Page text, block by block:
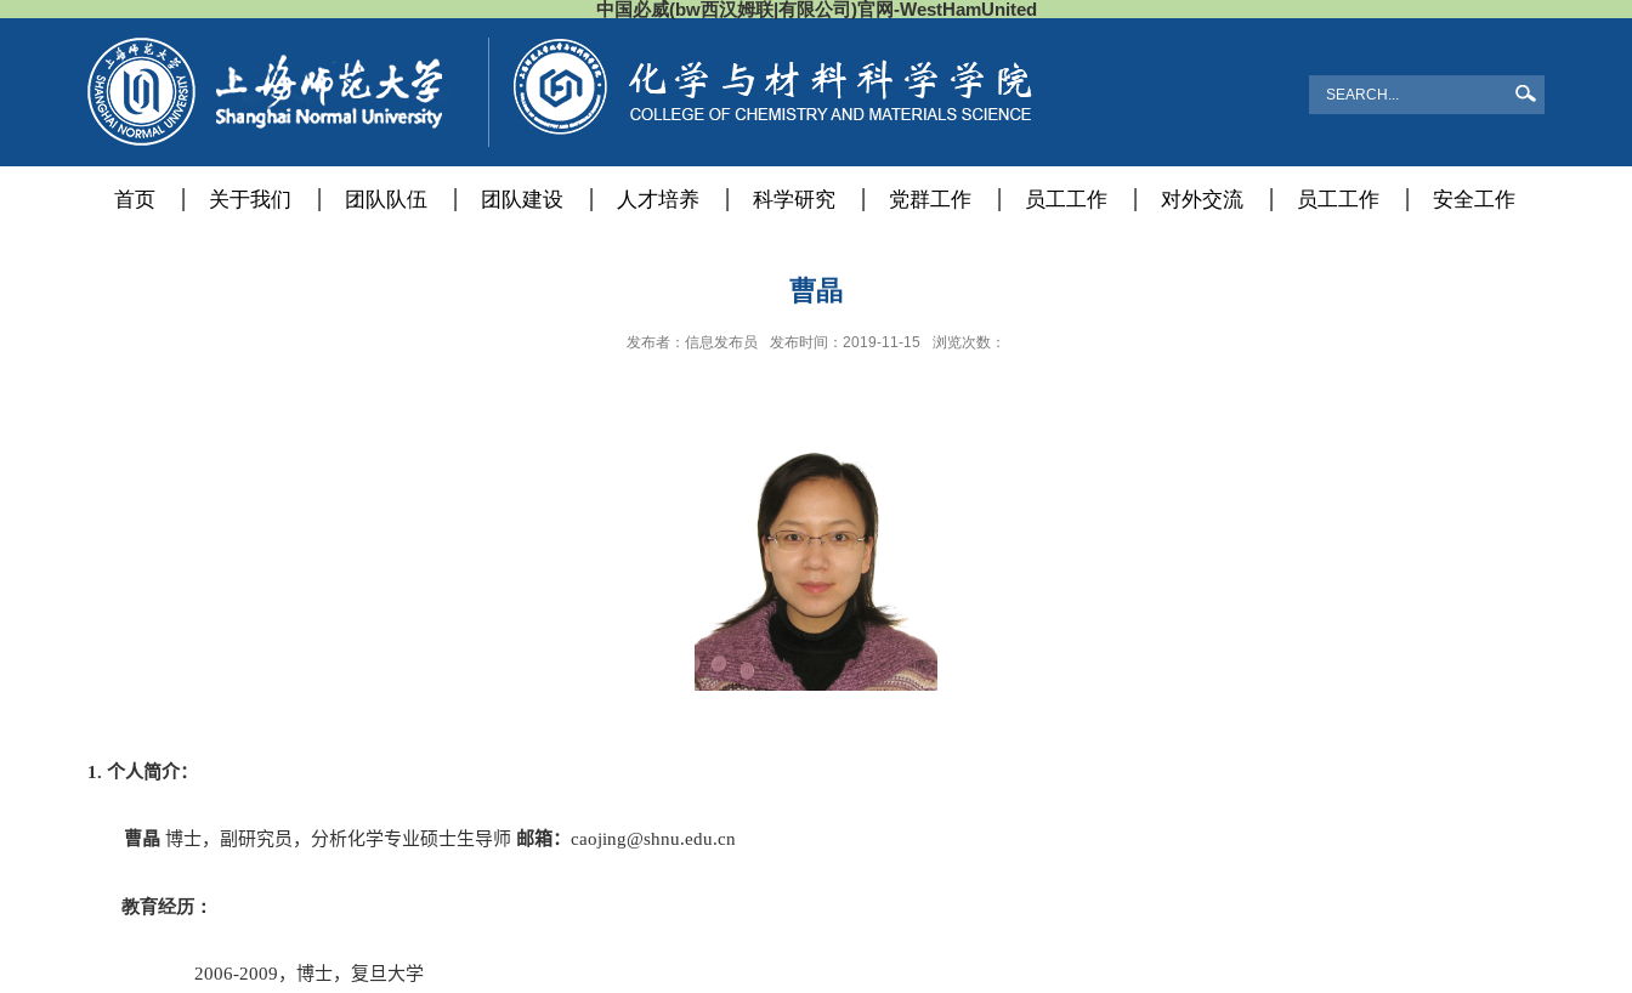
中国必威(bw西汉姆联|有限公司)官网-WestHamUnited
首页 关于我们 团队队伍 团队建设 人才培养 科学研究 党群工作 员工工作 对外交流 员工工作 安全工作
曹晶
发布者：信息发布员 发布时间：2019-11-15 浏览次数：
1. 个人简介：
曹晶 博士， 副研究员 ， 分析化学专业硕士生导师 邮箱： caojing@shnu.edu.cn
教育经历：
2006-2009，博士，复旦 大学